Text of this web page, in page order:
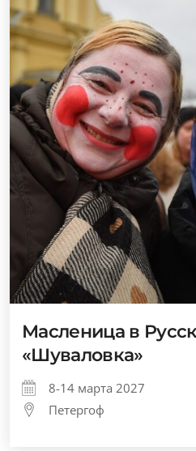
Масленица в
«Шуваловка»
8-14 марта 2027
Петергоф